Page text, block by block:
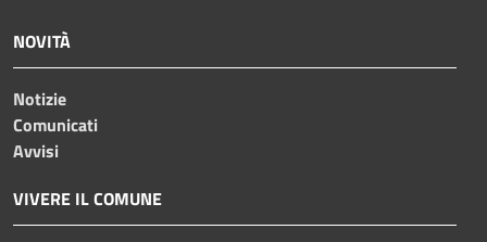
NOVITÀ
Notizie
Comunicati
Avvisi
VIVERE IL COMUNE